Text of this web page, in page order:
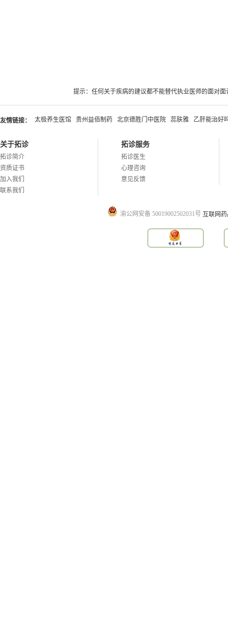
提示：任何关于疾病的建议都不能替代执业医师的面对
友情链接： 太极养生医馆 贵州益佰制药 北京德胜门中医院 蕊肤雅 乙肝能治好
关于拓诊
拓诊简介
资质证书
加入我们
联系我们
拓诊服务
拓诊医生
心理咨询
意见反馈
渝公网安备 50019002502031号 互联网